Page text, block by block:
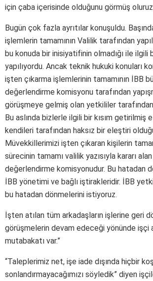
için çaba içerisinde olduğunu görmüş
Bugün çok fazla ayrıtılar konuşuldu.
işlemlerin tamamının Valilik tarafından
bu konuda bir inisiyatifinin olmadığı ile ilgili
yapılıyordu. Ancak teknik hukuki konuları
işten çıkarma işlemlerinin tamamının İBB
değerlendirme komisyonu tarafından
görüşmeye gelmiş olan yetkililer
Bu aslında bizlerle ilgili bir kısım getirilmiş
kendileri tarafından haksız bir eleştiri
Müvekkillerimizi işten çıkaran kişilerin
sürecinin tamamı valilik yazısıyla kararı
değerlendirme komisyonudur. Bu hatadan
İBB yönetimi ve bağlı iştirakleridir. İBB
bu hatadan dönmelerini istiyoruz.
İşten atılan tüm arkadaşların işlerine geri
görüşmelerin devam edeceği yönünde işçi
mutabakatı var.”
“Taleplerimiz net, işe iade dışında hiçbir
sonlandırmayacağımızı söyledik” diyen